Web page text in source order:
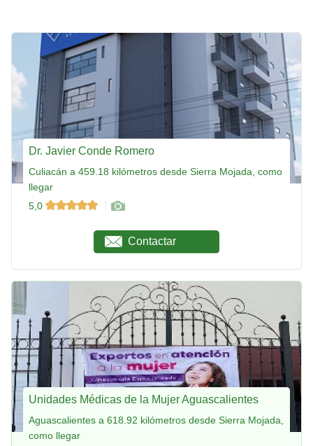
Dr. Javier Conde Romero
Culiacán a 459.18 kilómetros desde Sierra Mojada, como
llegar
5,0
Contactar
Unidades Médicas de la Mujer Aguascalientes
Aguascalientes a 618.92 kilómetros desde Sierra Mojada,
como llegar